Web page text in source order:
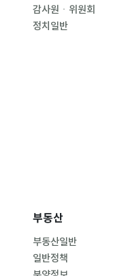
감사원ㆍ위원회
정치일반
부동산
부동산일반
일반정책